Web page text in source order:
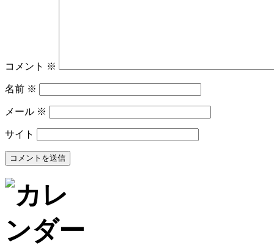
コメント ※
名前 ※
メール ※
サイト